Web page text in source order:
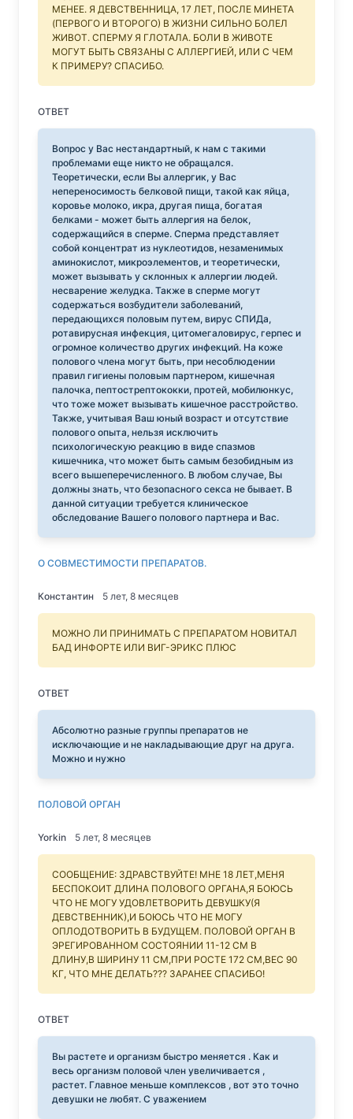
МЕНЕЕ. Я ДЕВСТВЕННИЦА, 17 ЛЕТ, ПОСЛЕ МИНЕТА
(ПЕРВОГО И ВТОРОГО) В ЖИЗНИ СИЛЬНО БОЛЕЛ
ЖИВОТ. СПЕРМУ Я ГЛОТАЛА. БОЛИ В ЖИВОТЕ
МОГУТ БЫТЬ СВЯЗАНЫ С АЛЛЕРГИЕЙ, ИЛИ С ЧЕМ
К ПРИМЕРУ? СПАСИБО.
ОТВЕТ
Вопрос у Вас нестандартный, к нам с такими
проблемами еще никто не обращался.
Теоретически, если Вы аллергик, у Вас
непереносимость белковой пищи, такой как яйца,
коровье молоко, икра, другая пища, богатая
белками - может быть аллергия на белок,
содержащийся в сперме. Сперма представляет
собой концентрат из нуклеотидов, незаменимых
аминокислот, микроэлементов, и теоретически,
может вызывать у склонных к аллергии людей.
несварение желудка. Также в сперме могут
содержаться возбудители заболеваний,
передающихся половым путем, вирус СПИДа,
ротавирусная инфекция, цитомегаловирус, герпес и
огромное количество других инфекций. На коже
полового члена могут быть, при несоблюдении
правил гигиены половым партнером, кишечная
палочка, пептострептококки, протей, мобилюнкус,
что тоже может вызывать кишечное расстройство.
Также, учитывая Ваш юный возраст и отсутствие
полового опыта, нельзя исключить
психологическую реакцию в виде спазмов
кишечника, что может быть самым безобидным из
всего вышеперечисленного. В любом случае, Вы
должны знать, что безопасного секса не бывает. В
данной ситуации требуется клиническое
обследование Вашего полового партнера и Вас.
О СОВМЕСТИМОСТИ ПРЕПАРАТОВ.
Константин 5 лет, 8 месяцев
МОЖНО ЛИ ПРИНИМАТЬ С ПРЕПАРАТОМ НОВИТАЛ
БАД ИНФОРТЕ ИЛИ ВИГ-ЭРИКС ПЛЮС
ОТВЕТ
Абсолютно разные группы препаратов не
исключающие и не накладывающие друг на друга.
Можно и нужно
ПОЛОВОЙ ОРГАН
Yorkin 5 лет, 8 месяцев
СООБЩЕНИЕ: ЗДРАВСТВУЙТЕ! МНЕ 18 ЛЕТ,МЕНЯ
БЕСПОКОИТ ДЛИНА ПОЛОВОГО ОРГАНА,Я БОЮСЬ
ЧТО НЕ МОГУ УДОВЛЕТВОРИТЬ ДЕВУШКУ(Я
ДЕВСТВЕННИК),И БОЮСЬ ЧТО НЕ МОГУ
ОПЛОДОТВОРИТЬ В БУДУЩЕМ. ПОЛОВОЙ ОРГАН В
ЭРЕГИРОВАННОМ СОСТОЯНИИ 11-12 СМ В
ДЛИНУ,В ШИРИНУ 11 СМ,ПРИ РОСТЕ 172 СМ,ВЕС 90
КГ, ЧТО МНЕ ДЕЛАТЬ??? ЗАРАНЕЕ СПАСИБО!
ОТВЕТ
Вы растете и организм быстро меняется . Как и
весь организм половой член увеличивается ,
растет. Главное меньше комплексов , вот это точно
девушки не любят. С уважением